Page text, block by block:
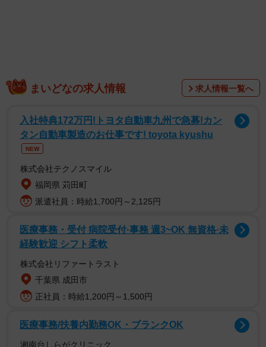
まいどなの求人情報 求人情報一覧へ
入社特典172万円!トヨタ自動車九州で急募!カン
タン自動車製造のお仕事です! toyota kyushu
NEW
株式会社テクノスマイル
福岡県 苅田町
派遣社員：時給1,700円～2,125円
医療事務・受付 病院受付·事務 週3~OK 無資格·未
経験歓迎 シフト柔軟
株式会社リファートラスト
千葉県 成田市
正社員：時給1,200円～1,500円
医療事務/扶養内勤務OK・ブランクOK
湘南台しらがクリニック